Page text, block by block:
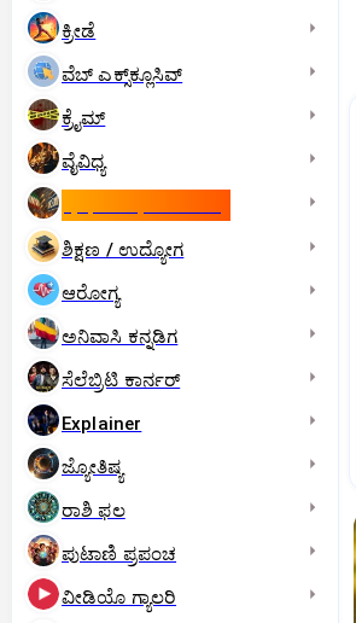
ಕ್ರೀಡೆ
ವೆಬ್ ಎಕ್ಸ್‌ಕ್ಲೂಸಿವ್
ಕ್ರೈಮ್
ವೈವಿಧ್ಯ
ಶಿಕ್ಷಣ / ಉದ್ಯೋಗ
ಆರೋಗ್ಯ
ಅನಿವಾಸಿ ಕನ್ನಡಿಗ
ಸೆಲೆಬ್ರಿಟಿ ಕಾರ್ನರ್‌
Explainer
ಜ್ಯೋತಿಷ್ಯ
ರಾಶಿ ಫಲ
ಪುಟಾಣಿ ಪ್ರಪಂಚ
ವೀಡಿಯೊ ಗ್ಯಾಲರಿ